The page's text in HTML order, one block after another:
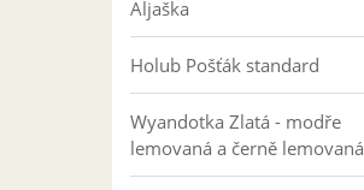
Aljaška
Holub Pošťák standard
Wyandotka Zlatá - modře
lemovaná a černě lemovaná